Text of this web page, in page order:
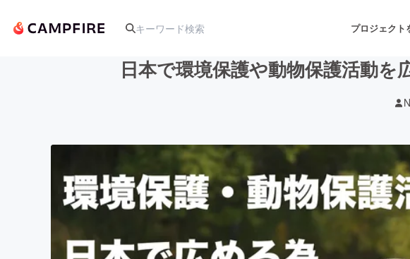
プロジェクト
アート・写真 音楽
テクノロジー・ガジェット ゲーム・サービ
映像・映画 書籍・雑誌出版
日本で環境保護や動物保護活動を